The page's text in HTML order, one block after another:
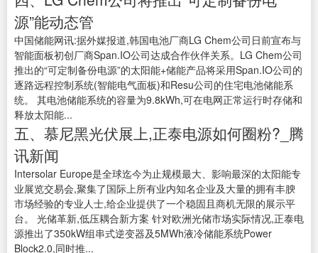
源”能动态管
中国储能网讯:据外媒报道,韩国电池厂商LG Chem公司日前宣布与
智能面板初创厂商Span.IO公司达成合作伙伴关系。LG Chem公司
推出的“可定制备份电源”的太阳能+储能产品将采用Span.IO公司的
逐路远程控制系统(智能电气面板)和Resu公司的住宅电池储能系
统。 其电池储能系统的容量为9.8kWh,可在电网正常运行时存储和
释放太阳能...
五、慕尼黑光伏展上,正泰电源如何圈粉?_腾
讯新闻
Intersolar Europe是全球迄今为止规模最大、影响最深的太阳能专
业展览交易会,聚集了国际上所有业内知名企业及大量的拥有丰腴
市场经验的专业人士,给企业提供了一个稳固且商机无限的展示平
台。 光储革新,低压耦合新方案 针对欧洲光储市场实际情况,正泰电
源推出了350kW组串式逆变器及5MWh液冷储能系统Power
Block2.0,同时推...